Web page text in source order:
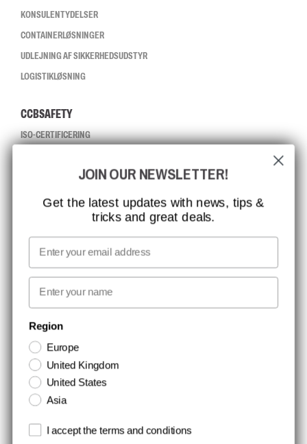
KONSULENTYDELSER
CONTAINERLØSNINGER
UDLEJNING AF SIKKERHEDSUDSTYR
LOGISTIKLØSNING
CCBSAFETY
ISO-CERTIFICERING
MISSION, VISION OG VÆRDIER
KONTAKT
JOB HOS CCBSAFETY
MEDIA
VI TAGER ANSVAR
NYHEDSBREV TILMELDING
Hold dig opdateret med gode tilbud og produktnyheder. Din e-mail
opbevares sikkert og du kan til enhver tid
JOIN OUR NEWSLETTER!
Get the latest updates with news, tips &
tricks and great deals.
Email
First name
Region
Europe
United Kingdom
United States
Asia
Terms and conditions
I accept the terms and conditions